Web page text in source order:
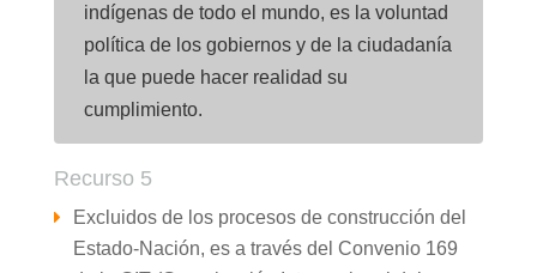
indígenas de todo el mundo, es la voluntad
política de los gobiernos y de la ciudadanía
la que puede hacer realidad su
cumplimiento.
Recurso 5
Excluidos de los procesos de construcción del
Estado-Nación, es a través del Convenio 169